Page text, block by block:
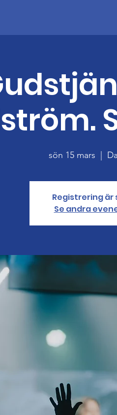
sön 15 mars
Registrering är
Se andra